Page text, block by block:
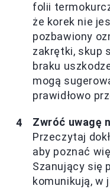
folii
że korek nie
pozbawiony
zakrętki, skup
braku
mogą
prawidłowo
Zwróć uwagę
Przeczytaj
aby poznać
Szanujący się
komunikują, w